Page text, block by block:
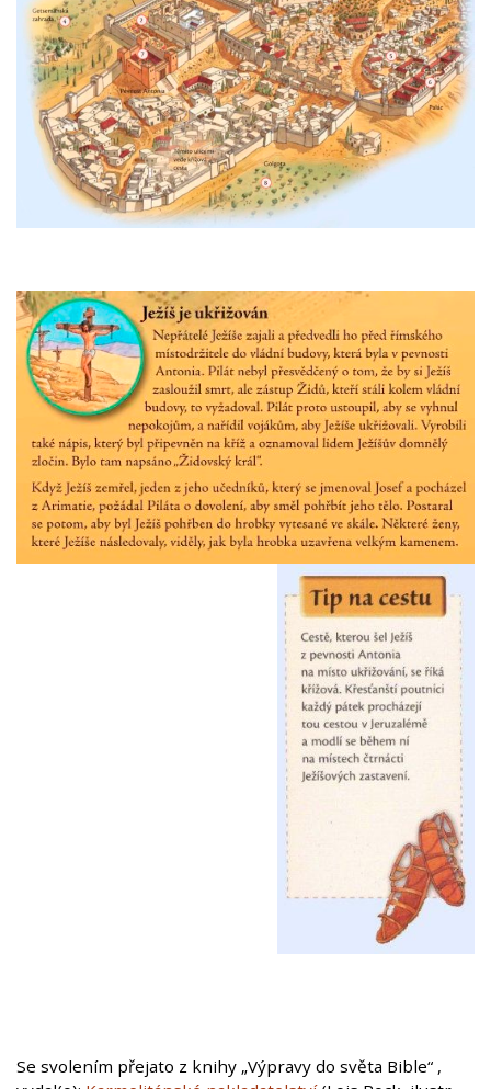
Se svolením přejato z knihy „Výpravy do světa Bible“ ,